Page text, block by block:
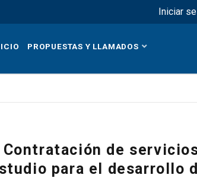
Iniciar
PROPUESTAS Y LLAMADOS
Contratación de
para el desarrollo